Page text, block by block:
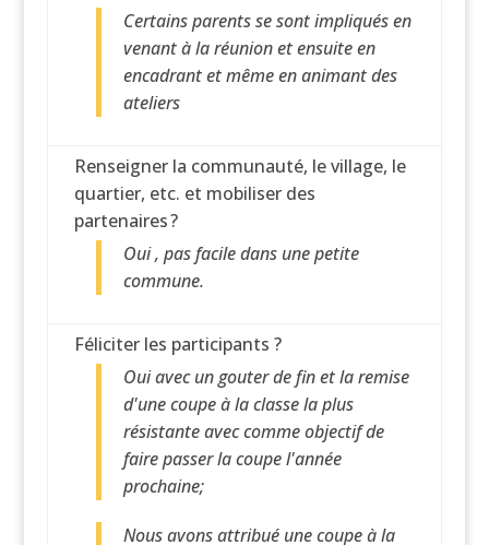
Certains parents se sont impliqués en
venant à la réunion et ensuite en
encadrant et même en animant des
ateliers
Renseigner la communauté, le village, le
quartier, etc. et mobiliser des
partenaires ?
Oui , pas facile dans une petite
commune.
Féliciter les participants ?
Oui avec un gouter de fin et la remise
d'une coupe à la classe la plus
résistante avec comme objectif de
faire passer la coupe l'année
prochaine;
Nous avons attribué une coupe à la